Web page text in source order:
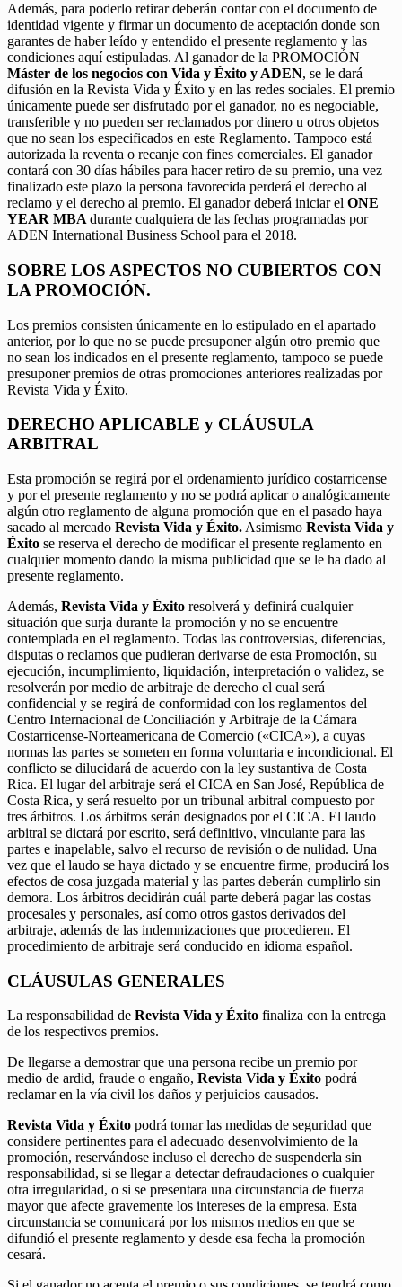
Además, para poderlo retirar deberán contar con el documento de
identidad vigente y firmar un documento de aceptación donde son
garantes de haber leído y entendido el presente reglamento y las
condiciones aquí estipuladas. Al ganador de la PROMOCIÓN
Máster de los negocios con Vida y Éxito y ADEN, se le dará
difusión en la Revista Vida y Éxito y en las redes sociales. El premio
únicamente puede ser disfrutado por el ganador, no es negociable,
transferible y no pueden ser reclamados por dinero u otros objetos
que no sean los especificados en este Reglamento. Tampoco está
autorizada la reventa o recanje con fines comerciales. El ganador
contará con 30 días hábiles para hacer retiro de su premio, una vez
finalizado este plazo la persona favorecida perderá el derecho al
reclamo y el derecho al premio. El ganador deberá iniciar el ONE
YEAR MBA durante cualquiera de las fechas programadas por
ADEN International Business School para el 2018.
SOBRE LOS ASPECTOS NO CUBIERTOS CON
LA PROMOCIÓN.
Los premios consisten únicamente en lo estipulado en el apartado
anterior, por lo que no se puede presuponer algún otro premio que
no sean los indicados en el presente reglamento, tampoco se puede
presuponer premios de otras promociones anteriores realizadas por
Revista Vida y Éxito.
DERECHO APLICABLE y CLÁUSULA
ARBITRAL
Esta promoción se regirá por el ordenamiento jurídico costarricense
y por el presente reglamento y no se podrá aplicar o analógicamente
algún otro reglamento de alguna promoción que en el pasado haya
sacado al mercado Revista Vida y Éxito. Asimismo Revista Vida y
Éxito se reserva el derecho de modificar el presente reglamento en
cualquier momento dando la misma publicidad que se le ha dado al
presente reglamento.
Además, Revista Vida y Éxito resolverá y definirá cualquier
situación que surja durante la promoción y no se encuentre
contemplada en el reglamento. Todas las controversias, diferencias,
disputas o reclamos que pudieran derivarse de esta Promoción, su
ejecución, incumplimiento, liquidación, interpretación o validez, se
resolverán por medio de arbitraje de derecho el cual será
confidencial y se regirá de conformidad con los reglamentos del
Centro Internacional de Conciliación y Arbitraje de la Cámara
Costarricense-Norteamericana de Comercio («CICA»), a cuyas
normas las partes se someten en forma voluntaria e incondicional. El
conflicto se dilucidará de acuerdo con la ley sustantiva de Costa
Rica. El lugar del arbitraje será el CICA en San José, República de
Costa Rica, y será resuelto por un tribunal arbitral compuesto por
tres árbitros. Los árbitros serán designados por el CICA. El laudo
arbitral se dictará por escrito, será definitivo, vinculante para las
partes e inapelable, salvo el recurso de revisión o de nulidad. Una
vez que el laudo se haya dictado y se encuentre firme, producirá los
efectos de cosa juzgada material y las partes deberán cumplirlo sin
demora. Los árbitros decidirán cuál parte deberá pagar las costas
procesales y personales, así como otros gastos derivados del
arbitraje, además de las indemnizaciones que procedieren. El
procedimiento de arbitraje será conducido en idioma español.
CLÁUSULAS GENERALES
La responsabilidad de Revista Vida y Éxito finaliza con la entrega
de los respectivos premios.
De llegarse a demostrar que una persona recibe un premio por
medio de ardid, fraude o engaño, Revista Vida y Éxito podrá
reclamar en la vía civil los daños y perjuicios causados.
Revista Vida y Éxito podrá tomar las medidas de seguridad que
considere pertinentes para el adecuado desenvolvimiento de la
promoción, reservándose incluso el derecho de suspenderla sin
responsabilidad, si se llegar a detectar defraudaciones o cualquier
otra irregularidad, o si se presentara una circunstancia de fuerza
mayor que afecte gravemente los intereses de la empresa. Esta
circunstancia se comunicará por los mismos medios en que se
difundió el presente reglamento y desde esa fecha la promoción
cesará.